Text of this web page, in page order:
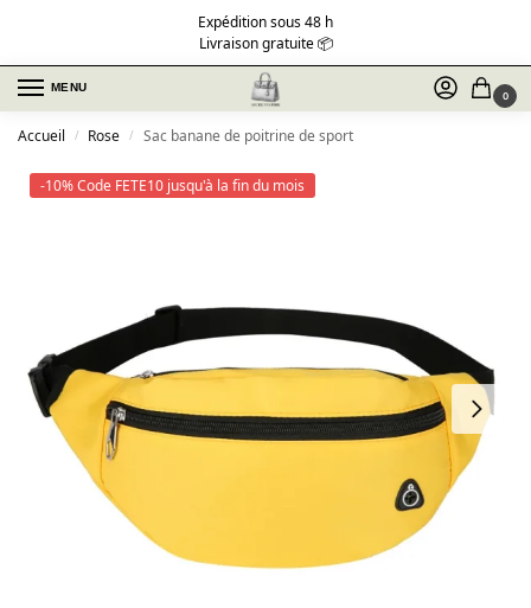
Expédition sous 48 h
Livraison gratuite 📦
MENU
0
Accueil / Rose / Sac banane de poitrine de sport
-10% Code FETE10 jusqu'à la fin du mois